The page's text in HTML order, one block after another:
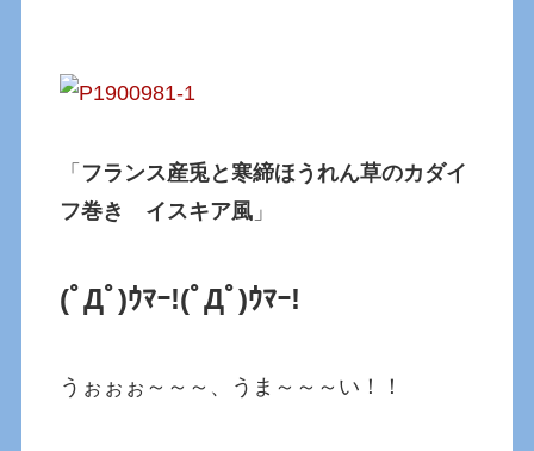
「 フランス産兎と寒締ほうれん草のカダイ
フ巻き イスキア風 」
(ﾟДﾟ)ｳﾏｰ!(ﾟДﾟ)ｳﾏｰ!
うぉぉぉ～～～、うま～～～い！！